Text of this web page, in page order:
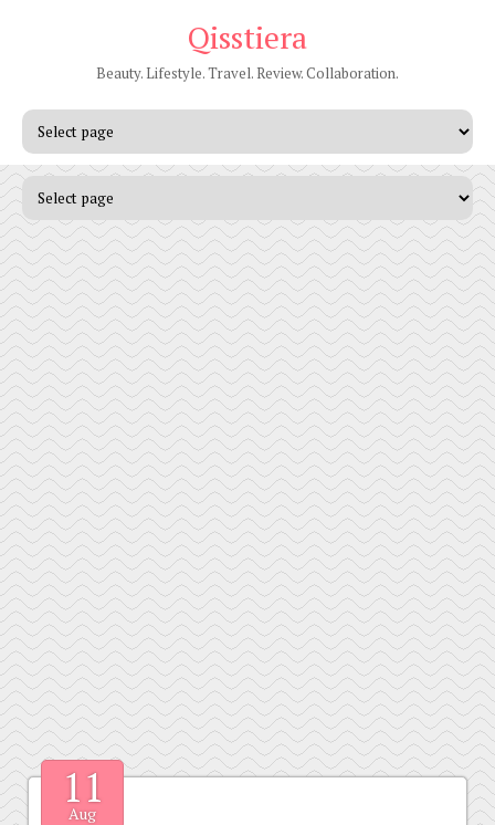
Qisstiera
Beauty. Lifestyle. Travel. Review. Collaboration.
11
Aug